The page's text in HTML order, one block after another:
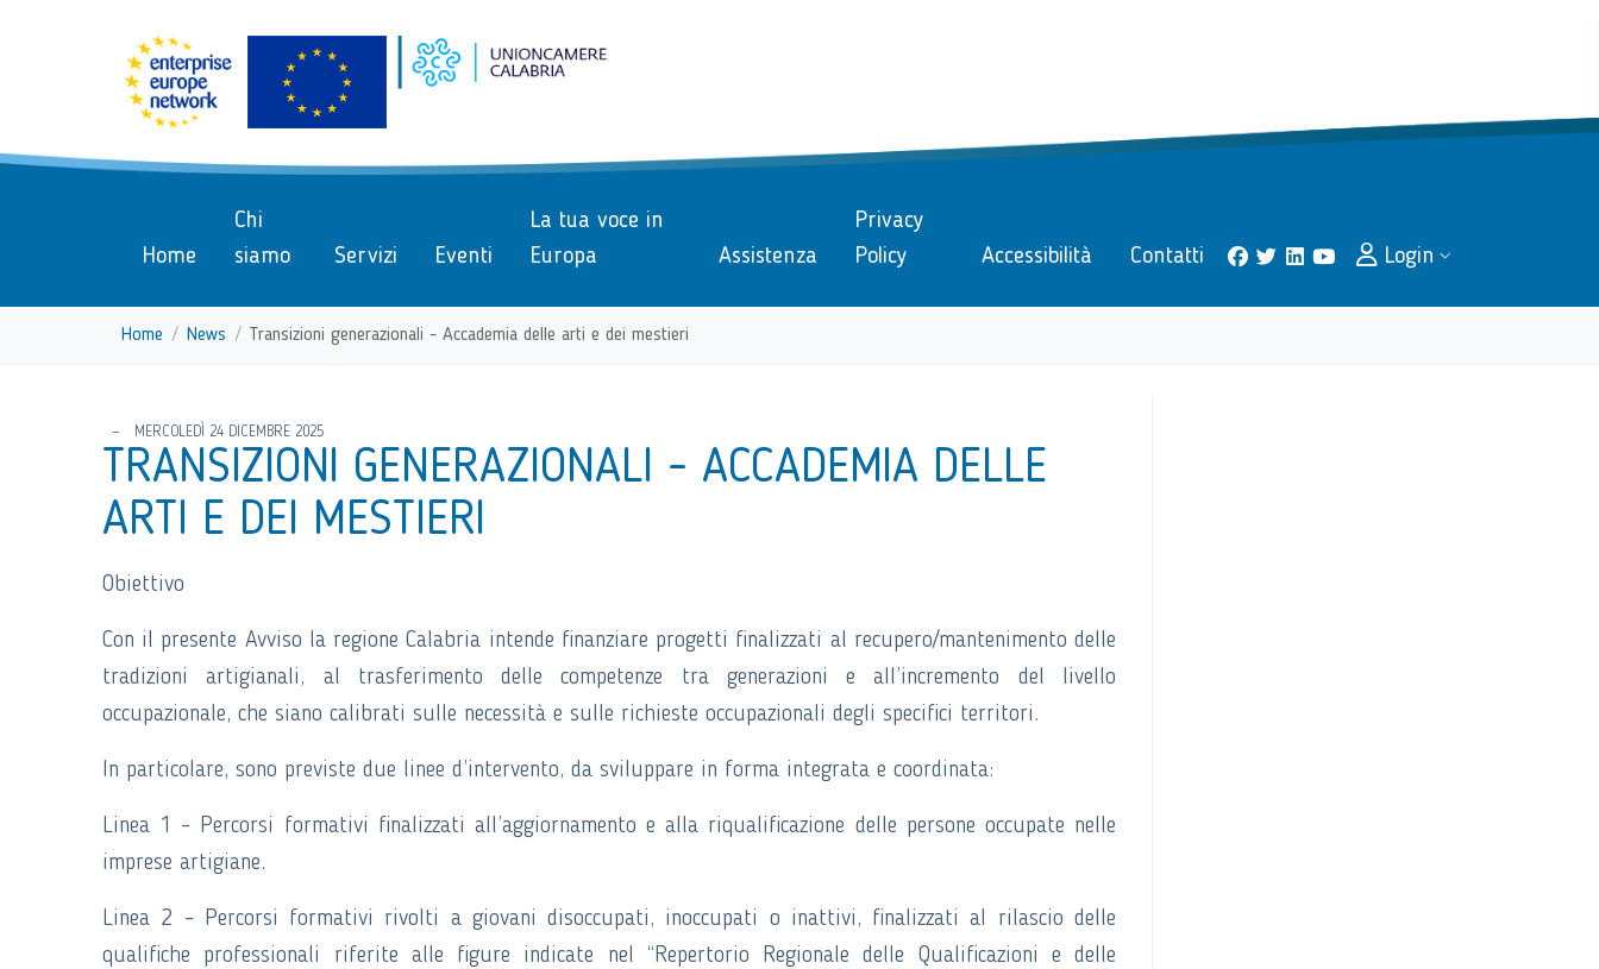
Vai ai contenuti
Menu di navigazione
Home
Chi
siamo
Servizi Eventi
La tua voce in
Europa
Assistenza
Privacy
Policy
Accessibilità Contatti Login
Home News Transizioni generazionali - Accademia delle arti e dei mestieri
MERCOLEDÌ 24 DICEMBRE 2025
TRANSIZIONI GENERAZIONALI - ACCADEMIA DELLE
ARTI E DEI MESTIERI
Obiettivo
Con il presente Avviso la regione Calabria intende finanziare progetti finalizzati al recupero/mantenimento delle
tradizioni artigianali, al trasferimento delle competenze tra generazioni e all’incremento del livello
occupazionale, che siano calibrati sulle necessità e sulle richieste occupazionali degli specifici territori.
In particolare, sono previste due linee d’intervento, da sviluppare in forma integrata e coordinata:
Linea 1 – Percorsi formativi finalizzati all’aggiornamento e alla riqualificazione delle persone occupate nelle
imprese artigiane.
Linea 2 – Percorsi formativi rivolti a giovani disoccupati, inoccupati o inattivi, finalizzati al rilascio delle
qualifiche professionali riferite alle figure indicate nel “Repertorio Regionale delle Qualificazioni e delle